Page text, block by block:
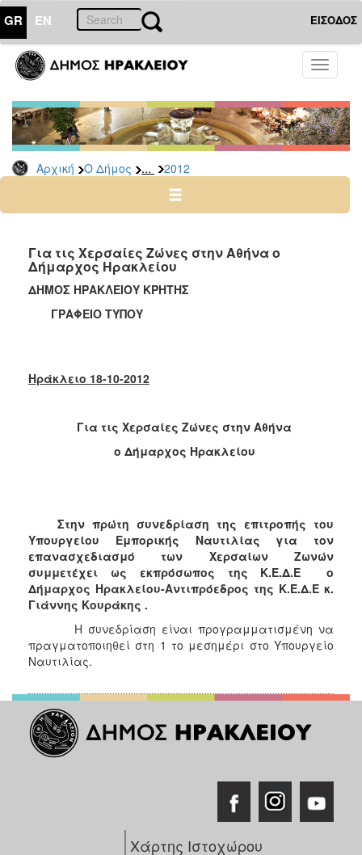
GR EN ΕΙΣΟΔΟΣ
Toggle
Αρχική Ο Δήμος ... 2012
ΔΗΜΟΣ
Δελτία
Τύπου
Αρχείο
2026
2024
2022
2021
2020
2017
2015
2010
2006
ΤΟΠΟΣ
ΠΟΛΙΤΙΣΜΟΣ
ΑΝΘΕΚΤΙΚΗ
ΠΟΛΗ
Για τις Χερσαίες Ζώνες στην Αθήνα ο
Δήμαρχος Ηρακλείου
ΔΗΜΟΣ ΗΡΑΚΛΕΙΟΥ ΚΡΗΤΗΣ
ΓΡΑΦΕΙΟ ΤΥΠΟΥ
Ηράκλειο 18-10-2012
Για τις Χερσαίες Ζώνες στην Αθήνα
ο Δήμαρχος Ηρακλείου
Στην πρώτη συνεδρίαση της επιτροπής του
Υπουργείου Εμπορικής Ναυτιλίας για τον
επανασχεδιασμό των Χερσαίων Ζωνών
συμμετέχει ως εκπρόσωπος της Κ.Ε.Δ.Ε ο
Δήμαρχος Ηρακλείου-Αντιπρόεδρος της Κ.Ε.Δ.Ε κ.
Γιάννης Κουράκης .
Η συνεδρίαση είναι προγραμματισμένη να
πραγματοποιηθεί στη 1 το μεσημέρι στο Υπουργείο
Ναυτιλίας.
Χάρτης Ιστοχώρου